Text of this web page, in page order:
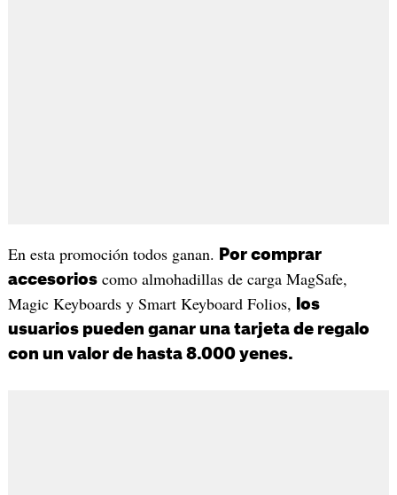
En esta promoción todos ganan.
Por comprar
accesorioscomo almohadillas de carga MagSafe,
Magic Keyboards y Smart Keyboard Folios,
los
usuarios pueden ganar una tarjeta de regalo
con un valor de hasta 8.000 yenes.